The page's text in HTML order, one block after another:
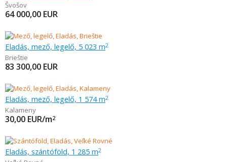
Švošov
64 000,00 EUR
Eladás, mező, legelő, 5 023 m2
Brieštie
83 300,00 EUR
Eladás, mező, legelő, 1 574 m2
Kalameny
30,00 EUR/m2
Eladás, szántóföld, 1 285 m2